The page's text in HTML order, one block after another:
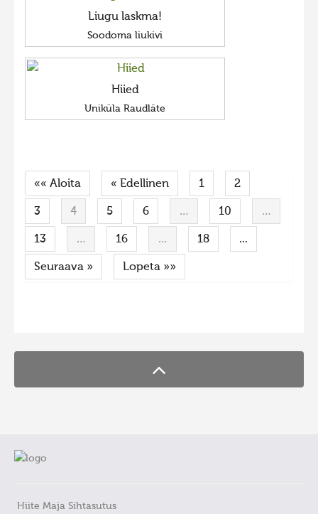
Liugu laskma!
Soodoma liukivi
Hiied
Uniküla Raudläte
«« Aloita « Edellinen 1 2
3 4 5 6 … 10 …
13 … 16 … 18 ...
Seuraava » Lopeta »»
Hiite Maja Sihtasutus